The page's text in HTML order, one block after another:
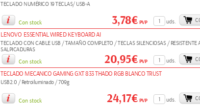
TECLADO NUMÉRICO 19 TECLAS/ USB-A
Con stock uds.
3,78€PVP
LENOVO ESSENTIAL WIRED KEYBOARD AI
TECLADO CON CABLE USB / TAMAÑO COMPLETO / TECLAS SILENCIOSAS / RESISTENTE
SALPICADURAS
Con stock
uds.
20,95€PVP
TECLADO MECANICO GAMING GXT 833 THADO RGB BLANCO TRUST
USB2.0 / Retroiluminado / 709g
Con stock uds.
24,17€PVP